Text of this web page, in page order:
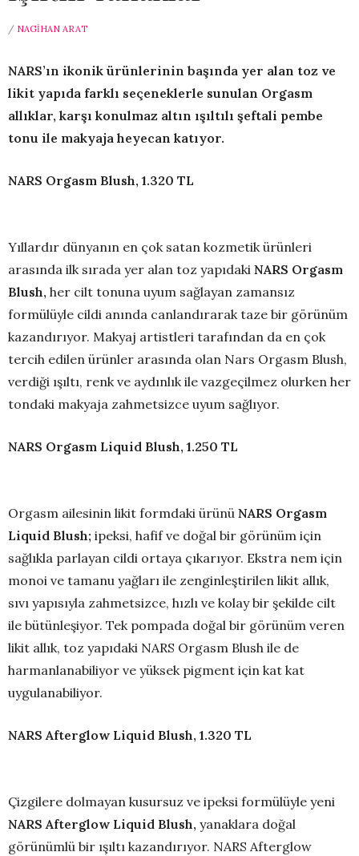
/ NAGIHAN ARAT
NARS’ın ikonik ürünlerinin başında yer alan toz ve
likit yapıda farklı seçeneklerle sunulan Orgasm
allıklar, karşı konulmaz altın ışıltılı şeftali pembe
tonu ile makyaja heyecan katıyor.
NARS Orgasm Blush, 1.320 TL
Yıllardır dünyanın en çok satan kozmetik ürünleri
arasında ilk sırada yer alan toz yapıdaki NARS Orgasm
Blush, her cilt tonuna uyum sağlayan zamansız
formülüyle cildi anında canlandırarak taze bir görünüm
kazandırıyor. Makyaj artistleri tarafından da en çok
tercih edilen ürünler arasında olan Nars Orgasm Blush,
verdiği ışıltı, renk ve aydınlık ile vazgeçilmez olurken her
tondaki makyaja zahmetsizce uyum sağlıyor.
NARS Orgasm Liquid Blush, 1.250 TL
Orgasm ailesinin likit formdaki ürünü NARS Orgasm
Liquid Blush; ipeksi, hafif ve doğal bir görünüm için
sağlıkla parlayan cildi ortaya çıkarıyor. Ekstra nem için
monoi ve tamanu yağları ile zenginleştirilen likit allık,
sıvı yapısıyla zahmetsizce, hızlı ve kolay bir şekilde cilt
ile bütünleşiyor. Tek pompada doğal bir görünüm veren
likit allık, toz yapıdaki NARS Orgasm Blush ile de
harmanlanabiliyor ve yüksek pigment için kat kat
uygulanabiliyor.
NARS Afterglow Liquid Blush, 1.320 TL
Çizgilere dolmayan kusursuz ve ipeksi formülüyle yeni
NARS Afterglow Liquid Blush, yanaklara doğal
görünümlü bir ışıltı kazandırıyor. NARS Afterglow